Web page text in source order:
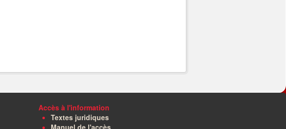
Accès à l'information
Textes juridiques
Manuel de l'accès